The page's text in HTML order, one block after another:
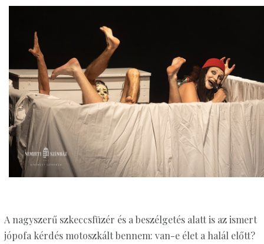
A nagyszerű szkeccsfüzér és a beszélgetés alatt is az ismert
jópofa kérdés motoszkált bennem: van-e élet a halál előtt?